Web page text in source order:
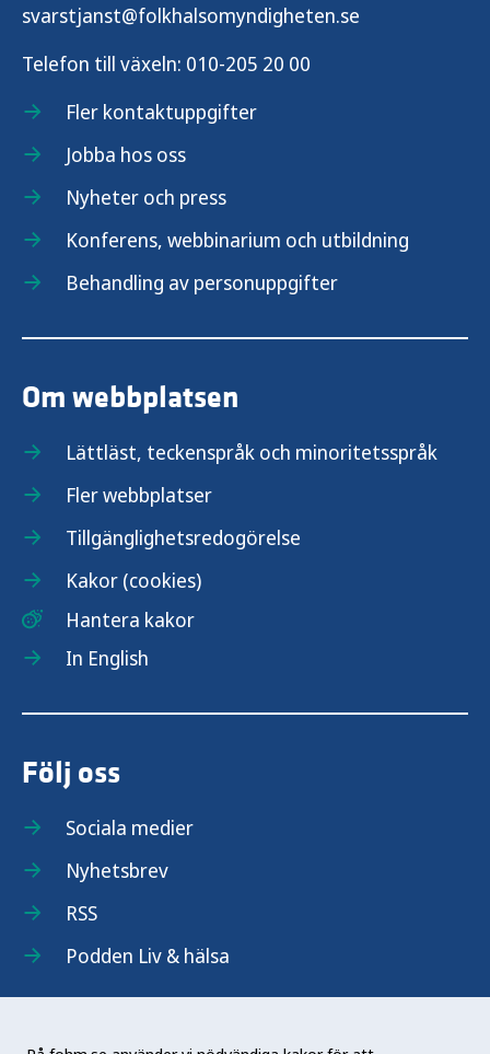
Tobaks- och nikotinförebyggande arbete
ANDTS och brottsförebyggande arbete
Risk- och skyddsfaktorer för ANTS
Lyckas med ANDTS-prevention med
hälsofrämjande och förebyggande ANDTS-
svarstjanst@folkhalsomyndigheten.se
Telefon till växeln: 010-205 20 00
Fler kontaktuppgifter
Jobba hos oss
Nyheter och press
Konferens, webbinarium och utbildning
Behandling av personuppgifter
Om webbplatsen
Lättläst, teckenspråk och minoritetsspråk
Fler webbplatser
Tillgänglighetsredogörelse
Kakor (cookies)
Hantera kakor
In English
Följ oss
Sociala medier
Nyhetsbrev
RSS
Podden Liv & hälsa